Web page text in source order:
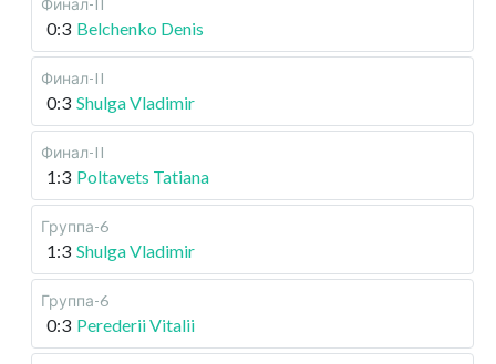
Финал-II
0:3 Belchenko Denis
Финал-II
0:3 Shulga Vladimir
Финал-II
1:3 Poltavets Tatiana
Группа-6
1:3 Shulga Vladimir
Группа-6
0:3 Perederii Vitalii